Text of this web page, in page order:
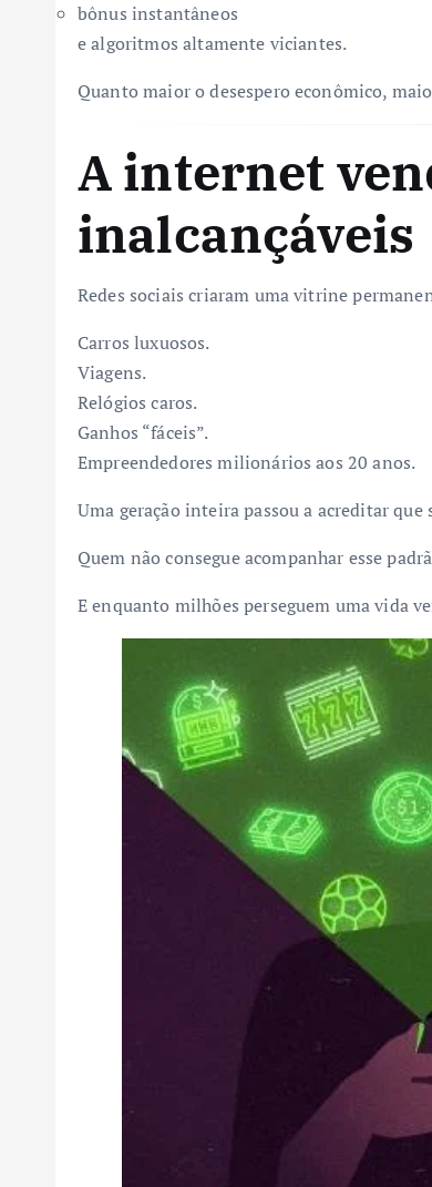
bônus instantâneos
e algoritmos altamente viciantes.
Quanto maior o desespero econômico,
A internet
inalcançáveis
Redes sociais criaram uma vitrine
Carros luxuosos.
Viagens.
Relógios caros.
Ganhos “fáceis”.
Empreendedores milionários aos 20 anos.
Uma geração inteira passou a acreditar
Quem não consegue acompanhar esse
E enquanto milhões perseguem uma vida